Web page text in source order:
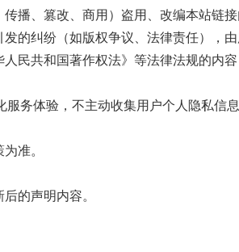
播、篡改、商用）盗用、改编本站链
的纠纷（如版权争议、法律责任），由
民共和国著作权法》等法律法规的内
务体验，不主动收集用户个人隐私信
准。
的声明内容。